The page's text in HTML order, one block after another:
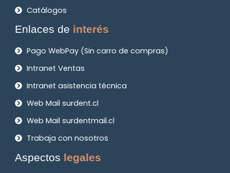
Catálogos
Enlaces de interés
Pago WebPay (Sin carro de compras)
Intranet Ventas
Intranet asistencia técnica
Web Mail surdent.cl
Web Mail surdentmail.cl
Trabaja con nosotros
Aspectos legales